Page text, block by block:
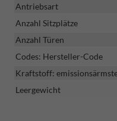
Antriebsart
Anzahl Sitzplätze
Anzahl Türen
Codes: Hersteller-Code
Kraftstoff:
Leergewicht